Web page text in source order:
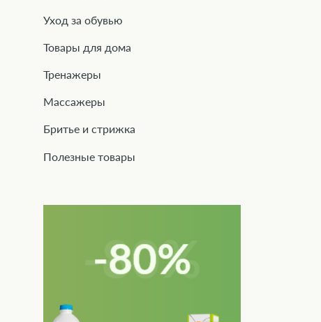
Уход за обувью
Товары для дома
Тренажеры
Массажеры
Бритье и стрижка
Полезные товары